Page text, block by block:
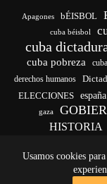
Usamos cookies
Apagones bÉISBOL
cuba béisbol
cuba
cuba pobreza
derechos humanos
ELECCIONES españa
gaza
HISTORIA
Rusia
régimen cubano